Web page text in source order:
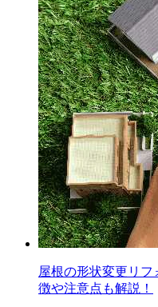
屋根の形状変更リ
徴や注意点も解説！